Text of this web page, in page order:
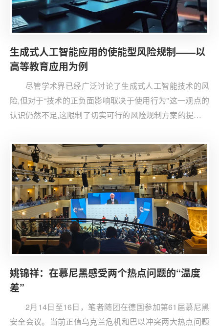
生成式人工智能应用的使能型风险规制——以
高等教育应用为例
尽管学术界已经广泛讨论了生成式人工智能技术的风
险,但对于“技术的正负面影响取决于使用行为"这一观点的
认识仍然不足,这限制了切实可行的风险规制方案的提出。
提升高等教育机构及其师生的技术能力,并完善教育转型所
需的制度配套,以增强组织的韧性。
姚锦祥：在慕尼黑感受两个热点问题的“温度
差”
2月14日至16日，笔者随团在德国参加第61届慕尼黑
安全会议。当前正值乌克兰危机和巴以冲突两大热点问题